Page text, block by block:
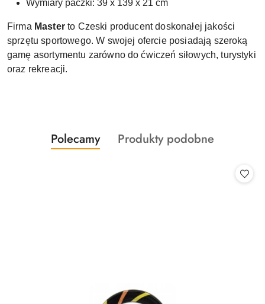
Wymiary paczki: 39 x 139 x 21 cm
Firma Masterto Czeski producent doskonałej jakości
sprzętu sportowego. W swojej ofercie posiadają szeroką
gamę asortymentu zarówno do ćwiczeń siłowych, turystyki
oraz rekreacji.
Pomiń karuzelę produktów
Produkty
o
Polecamy
Produkty
Produkty podobne